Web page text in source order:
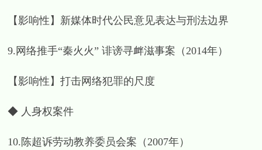
【影响性】新媒体时代公民意见表达与刑法边界
9.网络推手“秦火火” 诽谤寻衅滋事案（2014年）
【影响性】打击网络犯罪的尺度
◆ 人身权案件
10.陈超诉劳动教养委员会案（2007年）